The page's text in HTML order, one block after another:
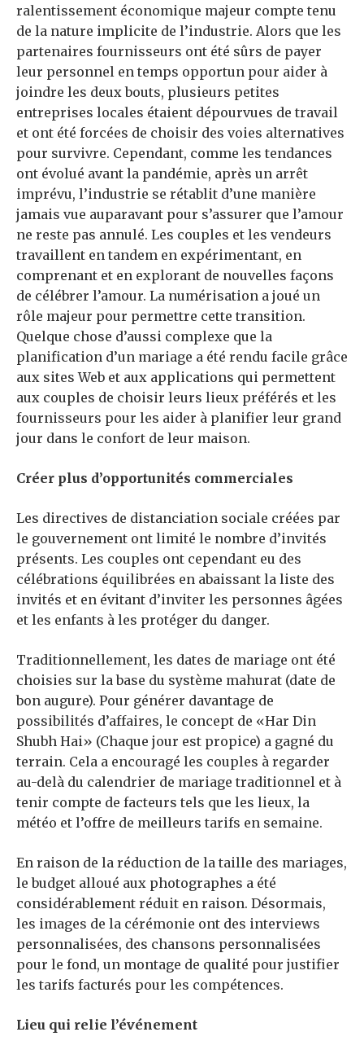
ralentissement économique majeur compte tenu
de la nature implicite de l’industrie. Alors que les
partenaires fournisseurs ont été sûrs de payer
leur personnel en temps opportun pour aider à
joindre les deux bouts, plusieurs petites
entreprises locales étaient dépourvues de travail
et ont été forcées de choisir des voies alternatives
pour survivre. Cependant, comme les tendances
ont évolué avant la pandémie, après un arrêt
imprévu, l’industrie se rétablit d’une manière
jamais vue auparavant pour s’assurer que l’amour
ne reste pas annulé. Les couples et les vendeurs
travaillent en tandem en expérimentant, en
comprenant et en explorant de nouvelles façons
de célébrer l’amour. La numérisation a joué un
rôle majeur pour permettre cette transition.
Quelque chose d’aussi complexe que la
planification d’un mariage a été rendu facile grâce
aux sites Web et aux applications qui permettent
aux couples de choisir leurs lieux préférés et les
fournisseurs pour les aider à planifier leur grand
jour dans le confort de leur maison.
Créer plus d’opportunités commerciales
Les directives de distanciation sociale créées par
le gouvernement ont limité le nombre d’invités
présents. Les couples ont cependant eu des
célébrations équilibrées en abaissant la liste des
invités et en évitant d’inviter les personnes âgées
et les enfants à les protéger du danger.
Traditionnellement, les dates de mariage ont été
choisies sur la base du système mahurat (date de
bon augure). Pour générer davantage de
possibilités d’affaires, le concept de «Har Din
Shubh Hai» (Chaque jour est propice) a gagné du
terrain. Cela a encouragé les couples à regarder
au-delà du calendrier de mariage traditionnel et à
tenir compte de facteurs tels que les lieux, la
météo et l’offre de meilleurs tarifs en semaine.
En raison de la réduction de la taille des mariages,
le budget alloué aux photographes a été
considérablement réduit en raison. Désormais,
les images de la cérémonie ont des interviews
personnalisées, des chansons personnalisées
pour le fond, un montage de qualité pour justifier
les tarifs facturés pour les compétences.
Lieu qui relie l’événement